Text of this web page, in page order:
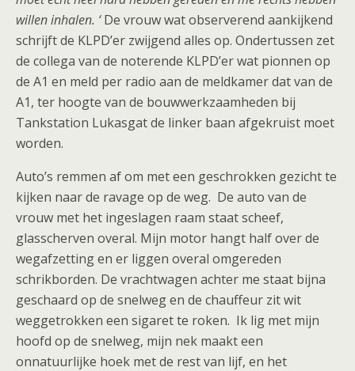
willen inhalen. ‘De vrouw wat observerend aankijkend
schrijft de KLPD’er zwijgend alles op. Ondertussen zet
de collega van de noterende KLPD’er wat pionnen op
de A1 en meld per radio aan de meldkamer dat van de
A1, ter hoogte van de bouwwerkzaamheden bij
Tankstation Lukasgat de linker baan afgekruist moet
worden.
Auto’s remmen af om met een geschrokken gezicht te
kijken naar de ravage op de weg. De auto van de
vrouw met het ingeslagen raam staat scheef,
glasscherven overal. Mijn motor hangt half over de
wegafzetting en er liggen overal omgereden
schrikborden. De vrachtwagen achter me staat bijna
geschaard op de snelweg en de chauffeur zit wit
weggetrokken een sigaret te roken. Ik lig met mijn
hoofd op de snelweg, mijn nek maakt een
onnatuurlijke hoek met de rest van lijf, en het